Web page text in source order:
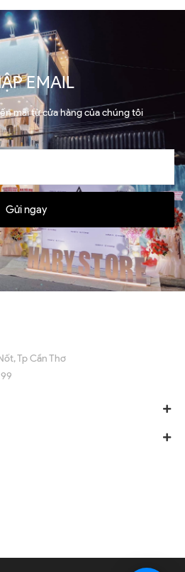
EMAIL
mãi từ cửa hàng của chúng tôi
Gửi ngay
Tp Cần Thơ